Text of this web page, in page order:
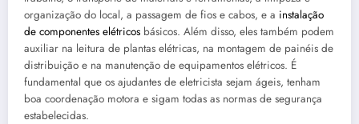
organização do local, a passagem de fios e cabos, e a instalação
de componentes elétricos básicos. Além disso, eles também podem
auxiliar na leitura de plantas elétricas, na montagem de painéis de
distribuição e na manutenção de equipamentos elétricos. É
fundamental que os ajudantes de eletricista sejam ágeis, tenham
boa coordenação motora e sigam todas as normas de segurança
estabelecidas.